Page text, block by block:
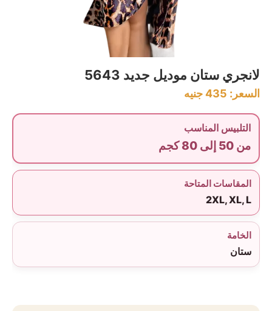
لانجري ستان موديل جديد 5643
السعر: 435جنيه
التلبيس المناسب
من 50 إلى 80 كجم
المقاسات المتاحة
2XL, XL, L
الخامة
ستان